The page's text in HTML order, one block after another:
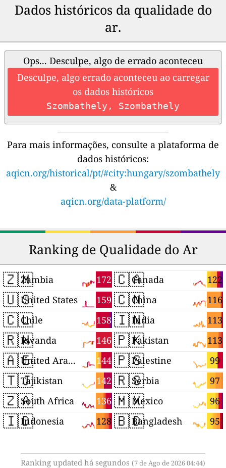
Dados históricos da qualidade do
ar.
Ops... Desculpe, algo de errado aconteceu
Desculpe, algo errado aconteceu ao carregar
os dados históricos
Szombathely, Szombathely
Para mais informações, consulte a plataforma de
dados históricos:
aqicn.org/historical/pt/#city:hungary/szombathely
&
aqicn.org/data-platform/
Ranking de Qualidade do Ar
🇿🇲 172
Zambia
🇺🇸 159
United States
🇨🇱 158
Chile
🇷🇼 146
Rwanda
🇦🇪 144
United Arab Emirates
🇹🇯 142
Tajikistan
🇿🇦 136
South Africa
🇮🇩 128
Indonesia
🇨🇦 122
Canada
🇨🇳 116
China
🇮🇳 113
India
🇵🇰 113
Pakistan
🇵🇸 99
Palestine
🇷🇸 97
Serbia
🇲🇽 96
Mexico
🇧🇩 95
Bangladesh
Ranking updated há segundos (7 de Ago de 2026 04:44)